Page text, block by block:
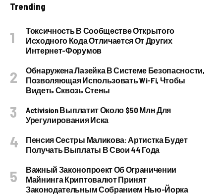
Trending
Токсичность В Сообществе Открытого
Исходного Кода Отличается От Других
Интернет-Форумов
Обнаружена Лазейка В Системе Безопасности,
Позволяющая Использовать Wi-Fi, Чтобы
Видеть Сквозь Стены
Activision Выплатит Около $50 Млн Для
Урегулирования Иска
Пенсия Сестры Маликова: Артистка Будет
Получать Выплаты В Свои 44 Года
Важный Законопроект Об Ограничении
Майнинга Криптовалют Принят
Законодательным Собранием Нью-Йорка